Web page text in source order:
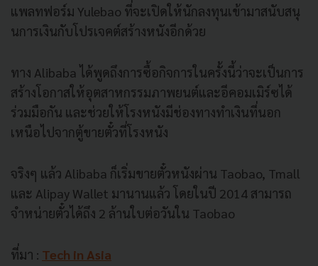
แพลทฟอร์ม Yulebao ที่จะเปิดให้นักลงทุนเข้ามาสนับสนุ
นการเงินกับโปรเจคต์สร้างหนังอีกด้วย
ทาง Alibaba ได้พูดถึงการซื้อกิจการในครั้งนี้ว่าจะเป็นการ
สร้างโอกาสให้อุตสาหกรรมภาพยนต์และอีคอมเมิร์ซได้
ร่วมมือกัน และช่วยให้โรงหนังมีช่องทางทำเงินที่นอก
เหนือไปจากตู้ขายตั๋วที่โรงหนัง
จริงๆ แล้ว Alibaba ก็เริ่มขายตั๋วหนังผ่าน Taobao, Tmall
และ Alipay Wallet มานานแล้ว โดยในปี 2014 สามารถ
จำหน่ายตั๋วได้ถึง 2 ล้านใบต่อวันใน Taobao
ที่มา : Tech in Asia